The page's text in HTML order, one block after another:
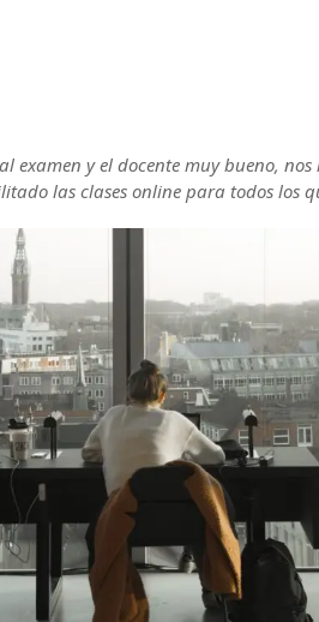
examen y el docente muy bueno,
las clases online para todos los